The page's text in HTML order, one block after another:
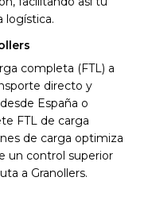
logística.
completa (FTL) a
directo y
España o
FTL de carga
de carga optimiza
un control superior
a Granollers.